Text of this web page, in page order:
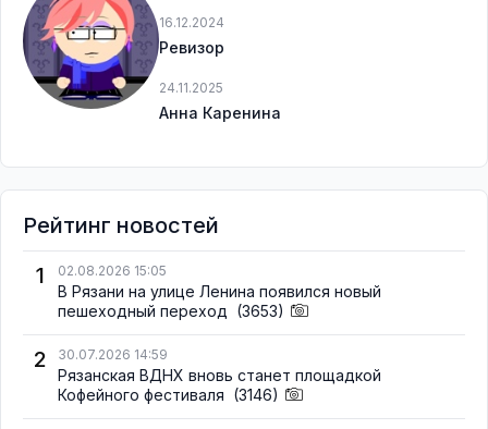
16.12.2024
Ревизор
24.11.2025
Анна Каренина
Рейтинг новостей
1
02.08.2026 15:05
В Рязани на улице Ленина появился новый
пешеходный переход (3653)
2 30.07.2026 14:59
Рязанская ВДНХ вновь станет площадкой
Кофейного фестиваля (3146)